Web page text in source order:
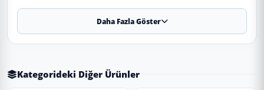
modern tasarımı keşfedin.
✨ Ürün Özellikleri ve Avantajları
2003 - 2004 - 2005 - 2006 - 2007 - 2008 -
2009 - 2010 - 2011 - 2012 - 2013 - 2014 modelleriyle tam
Daha Fazla Göster
Kategorideki Diğer Ürünler